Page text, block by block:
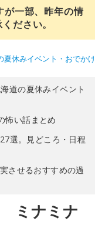
が一部、昨年の情
ださい。
夏休みイベント・おでか
道の夏休みイベント
怖い話まとめ
選。見どころ・日程
させるおすすめの過
ミナミナ